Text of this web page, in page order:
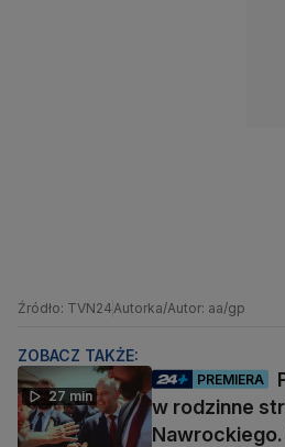
Źródło: TVN24Autorka/Autor: aa/gp
ZOBACZ TAKŻE:
27 min
PREMIERA
w rodzinne
Nawrockiego.